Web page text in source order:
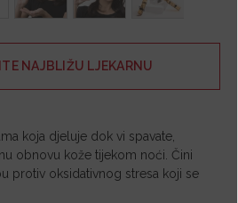
NAJBLIŽU LJEKARNU
koja djeluje dok vi spavate,
obnovu kože tijekom noći. Čini
protiv oksidativnog stresa koji se